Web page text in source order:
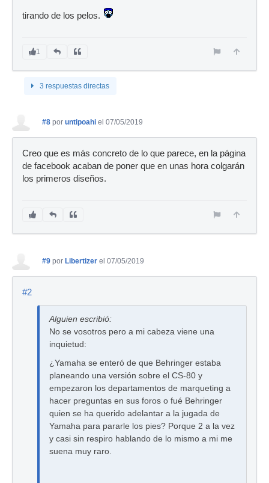
tirando de los pelos.
1
3 respuestas directas
#8 por untipoahi el 07/05/2019
Creo que es más concreto de lo que parece, en la página
de facebook acaban de poner que en unas hora colgarán
los primeros diseños.
#9 por Libertizer el 07/05/2019
#2
Alguien escribió:
No se vosotros pero a mi cabeza viene una
inquietud:
¿Yamaha se enteró de que Behringer estaba
planeando una versión sobre el CS-80 y
empezaron los departamentos de marqueting a
hacer preguntas en sus foros o fué Behringer
quien se ha querido adelantar a la jugada de
Yamaha para pararle los pies? Porque 2 a la vez
y casi sin respiro hablando de lo mismo a mi me
suena muy raro.